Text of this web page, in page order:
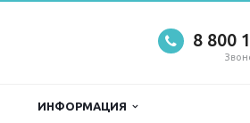
8 800
ИНФОРМАЦИЯ